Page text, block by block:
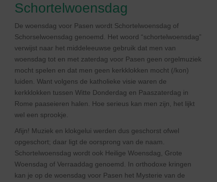
Schortelwoensdag
De woensdag voor Pasen wordt Schortelwoensdag of
Schorselwoensdag genoemd. Het woord “schortelwoensdag”
verwijst naar het middeleeuwse gebruik dat men van
woensdag tot en met zaterdag voor Pasen geen orgelmuziek
mocht spelen en dat men geen kerkklokken mocht (/kon)
luiden. Want volgens de katholieke visie waren de
kerkklokken tussen Witte Donderdag en Paaszaterdag in
Rome paaseieren halen. Hoe serieus kan men zijn, het lijkt
wel een sprookje.
Afijn! Muziek en klokgelui werden dus geschorst ofwel
opgeschort; daar ligt de oorsprong van de naam.
Schortelwoensdag wordt ook Heilige Woensdag, Grote
Woensdag of Verraaddag genoemd. In orthodoxe kringen
kan je op de woensdag voor Pasen het Mysterie van de